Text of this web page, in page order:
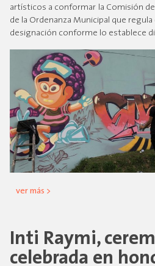
artísticos a conformar la Comisión
de la Ordenanza Municipal que
designación conforme lo establece
ver más >
Inti Raymi,
celebrada en